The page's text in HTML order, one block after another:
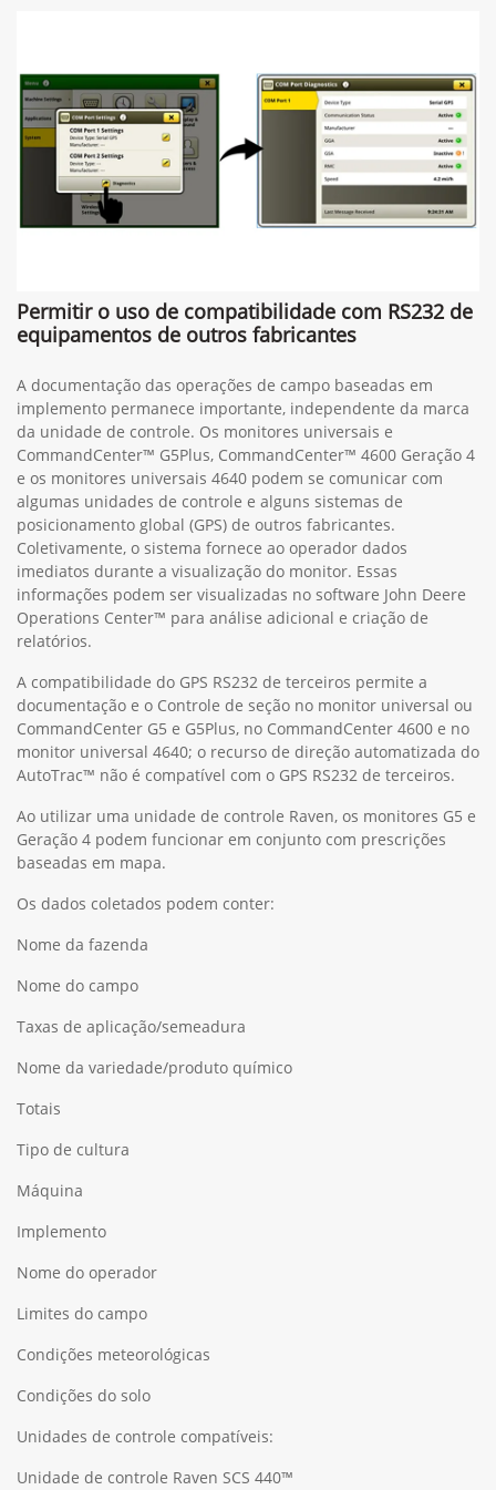
Permitir o uso de compatibilidade com RS232 de
equipamentos de outros fabricantes
A documentação das operações de campo baseadas em
implemento permanece importante, independente da marca
da unidade de controle. Os monitores universais e
CommandCenter™ G5Plus, CommandCenter™ 4600 Geração 4
e os monitores universais 4640 podem se comunicar com
algumas unidades de controle e alguns sistemas de
posicionamento global (GPS) de outros fabricantes.
Coletivamente, o sistema fornece ao operador dados
imediatos durante a visualização do monitor. Essas
informações podem ser visualizadas no software John Deere
Operations Center™ para análise adicional e criação de
relatórios.
A compatibilidade do GPS RS232 de terceiros permite a
documentação e o Controle de seção no monitor universal ou
CommandCenter G5 e G5Plus, no CommandCenter 4600 e no
monitor universal 4640; o recurso de direção automatizada do
AutoTrac™ não é compatível com o GPS RS232 de terceiros.
Ao utilizar uma unidade de controle Raven, os monitores G5 e
Geração 4 podem funcionar em conjunto com prescrições
baseadas em mapa.
Os dados coletados podem conter:
Nome da fazenda
Nome do campo
Taxas de aplicação/semeadura
Nome da variedade/produto químico
Totais
Tipo de cultura
Máquina
Implemento
Nome do operador
Limites do campo
Condições meteorológicas
Condições do solo
Unidades de controle compatíveis:
Unidade de controle Raven SCS 440™